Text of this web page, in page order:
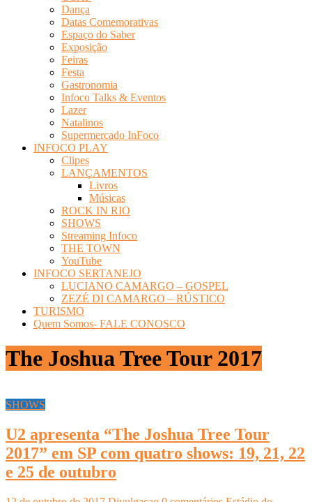
Dança
Datas Comemorativas
Espaço do Saber
Exposição
Feiras
Festa
Gastronomia
Infoco Talks & Eventos
Lazer
Natalinos
Supermercado InFoco
INFOCO PLAY
Clipes
LANÇAMENTOS
Livros
Músicas
ROCK IN RIO
SHOWS
Streaming Infoco
THE TOWN
YouTube
INFOCO SERTANEJO
LUCIANO CAMARGO – GOSPEL
ZEZÉ DI CAMARGO – RÚSTICO
TURISMO
Quem Somos- FALE CONOSCO
The Joshua Tree Tour 2017
SHOWS
U2 apresenta “The Joshua Tree Tour
2017” em SP com quatro shows: 19, 21, 22
e 25 de outubro